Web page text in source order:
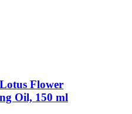
Flower
Oil, 150 ml